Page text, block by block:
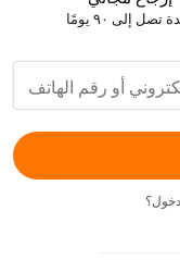
تصل إلى ٩٠ يومًا